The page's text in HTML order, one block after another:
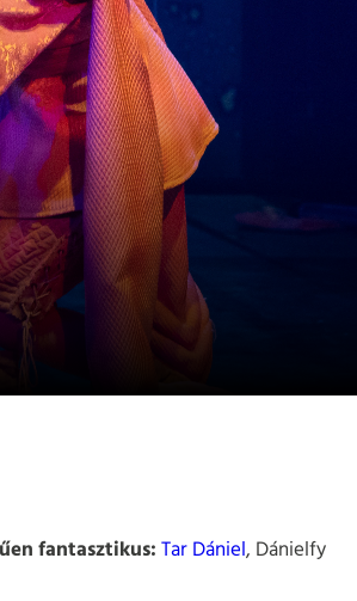
fantasztikus:Tar Dániel, Dánielfy